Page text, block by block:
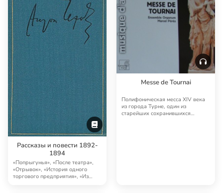
Рассказы и повести 1892-
1894
«Попрыгунья», «После театра»,
«Отрывок», «История одного
торгового предприятия», «Из
Messe de Tournai
Полифоническая месса XIV века
из города Турне, один из
старейших сохранившихся